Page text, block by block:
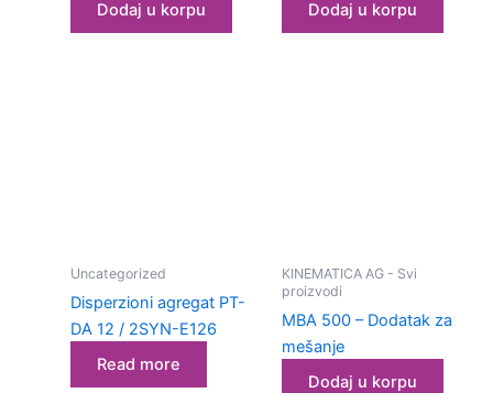
oprema za
kozmetičku
industriju
Dodaj u korpu
Dodaj u korpu
Uncategorized
Disperzioni agregat PT-
DA 12 / 2SYN-E126
Read more
KINEMATICA AG - Svi
proizvodi
MBA 500 – Dodatak za
mešanje
Dodaj u korpu